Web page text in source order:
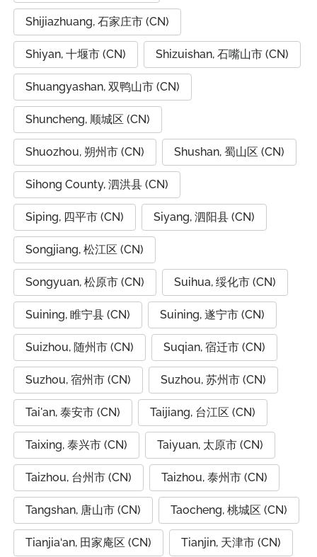
Shijiazhuang, 石家庄市 (CN)
Shiyan, 十堰市 (CN) Shizuishan, 石嘴山市 (CN)
Shuangyashan, 双鸭山市 (CN)
Shuncheng, 顺城区 (CN)
Shuozhou, 朔州市 (CN) Shushan, 蜀山区 (CN)
Sihong County, 泗洪县 (CN)
Siping, 四平市 (CN) Siyang, 泗阳县 (CN)
Songjiang, 松江区 (CN)
Songyuan, 松原市 (CN) Suihua, 绥化市 (CN)
Suining, 睢宁县 (CN) Suining, 遂宁市 (CN)
Suizhou, 随州市 (CN) Suqian, 宿迁市 (CN)
Suzhou, 宿州市 (CN) Suzhou, 苏州市 (CN)
Tai'an, 泰安市 (CN) Taijiang, 台江区 (CN)
Taixing, 泰兴市 (CN) Taiyuan, 太原市 (CN)
Taizhou, 台州市 (CN) Taizhou, 泰州市 (CN)
Tangshan, 唐山市 (CN) Taocheng, 桃城区 (CN)
Tianjia‘an, 田家庵区 (CN) Tianjin, 天津市 (CN)